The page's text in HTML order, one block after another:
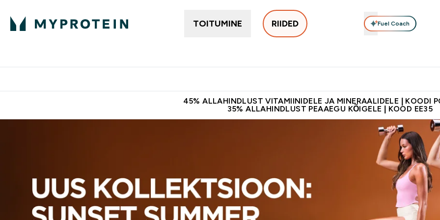
TOITUMINE RIIDED Fuel Coach
45% ALLAHINDLUST VITAMIINIDELE JA MINERAALIDELE | KOODI
35% ALLAHINDLUST PEAAEGU KÕIGELE | KOOD EE35